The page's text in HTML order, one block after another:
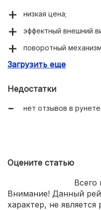
низкая цена;
эффектный внешний
поворотный
качественная сборка.
Загрузить еще
Недостатки
нет отзывов в рунете.
Оцените статью
Всего
Внимание! Данный
характер, не